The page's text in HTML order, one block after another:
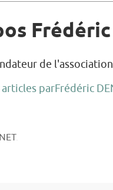
de
parFrédéric
.